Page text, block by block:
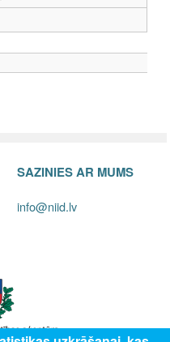
SAZINIES AR MUMS
info@niid.lv